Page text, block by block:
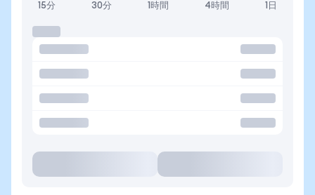
15分 30分 1時間 4時間 1日